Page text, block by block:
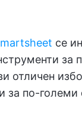
се
за
отличен
за по-големи